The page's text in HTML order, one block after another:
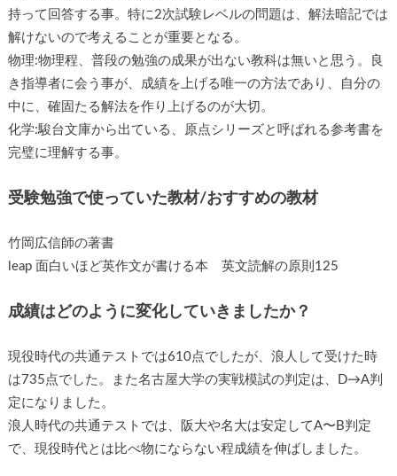
持って回答する事。特に2次試験レベルの問題は、解法暗記では
解けないので考えることが重要となる。
物理:物理程、普段の勉強の成果が出ない教科は無いと思う。良
き指導者に会う事が、成績を上げる唯一の方法であり、自分の
中に、確固たる解法を作り上げるのが大切。
化学:駿台文庫から出ている、原点シリーズと呼ばれる参考書を
完璧に理解する事。
受験勉強で使っていた教材/おすすめの教材
竹岡広信師の著書
leap 面白いほど英作文が書ける本 英文読解の原則125
成績はどのように変化していきましたか？
現役時代の共通テストでは610点でしたが、浪人して受けた時
は735点でした。また名古屋大学の実戦模試の判定は、D→A判
定になりました。
浪人時代の共通テストでは、阪大や名大は安定してA〜B判定
で、現役時代とは比べ物にならない程成績を伸ばしました。